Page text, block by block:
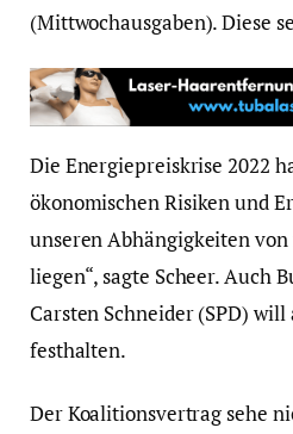
(Mittwochausgaben). Diese
Die Energiepreiskrise 2022
ökonomischen Risiken und
unseren Abhängigkeiten
liegen“, sagte Scheer. Auch
Carsten Schneider (SPD) will
festhalten.
Der Koalitionsvertrag sehe